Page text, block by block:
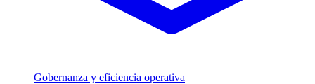
Gobernanza y eficiencia operativa